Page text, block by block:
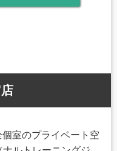
室のプライベート空